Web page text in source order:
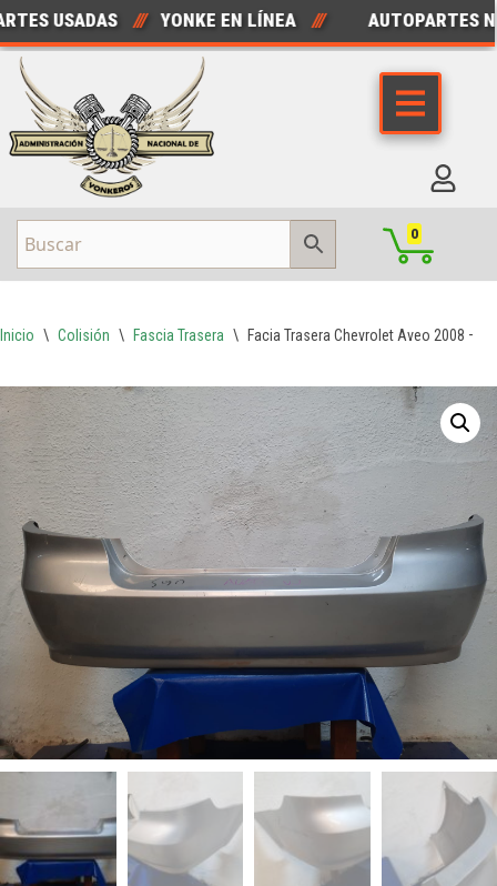
Saltar
al
contenido
USADAS /// YONKE EN LÍNEA /// AUTOPARTES
0
Inicio \ Colisión \ Fascia Trasera \ Facia Trasera Chevrolet Aveo 2008 –